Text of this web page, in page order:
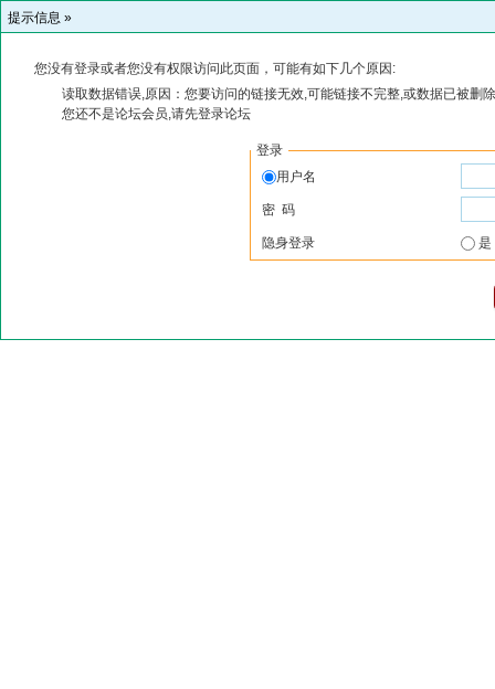
提示信息 »
您没有登录或者您没有权限访问此页面，可能有如下几个原因:
读取数据错误,原因：您要访问的链接无效,可能链接不完整,或数据已被删
您还不是论坛会员,请先登录论坛
登录
用户名
密 码
隐身登录